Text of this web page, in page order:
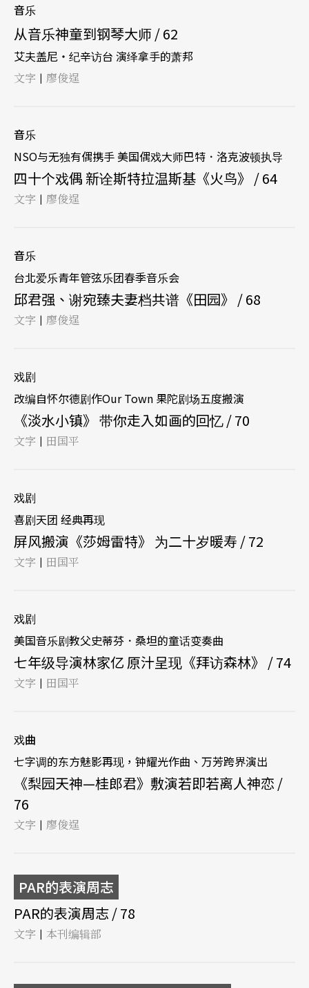
音乐
从音乐神童到钢琴大师 / 62
艾夫盖尼‧纪辛访台 演绎拿手的萧邦
文字 | 廖俊逞
音乐
NSO与无独有偶携手 美国偶戏大师巴特．洛克波顿执导
四十个戏偶 新诠斯特拉温斯基《火鸟》 / 64
文字 | 廖俊逞
音乐
台北爱乐青年管弦乐团春季音乐会
邱君强、谢宛臻夫妻档共谱《田园》 / 68
文字 | 廖俊逞
戏剧
改编自怀尔德剧作Our Town 果陀剧场五度搬演
《淡水小镇》 带你走入如画的回忆 / 70
文字 | 田国平
戏剧
喜剧天团 经典再现
屏风搬演《莎姆雷特》 为二十岁暖寿 / 72
文字 | 田国平
戏剧
美国音乐剧教父史蒂芬．桑坦的童话变奏曲
七年级导演林家亿 原汁呈现《拜访森林》 / 74
文字 | 田国平
戏曲
七字调的东方魅影再现，钟耀光作曲、万芳跨界演出
《梨园天神—桂郎君》敷演若即若离人神恋 /
76
文字 | 廖俊逞
PAR的表演周志
PAR的表演周志 / 78
文字 | 本刊编辑部